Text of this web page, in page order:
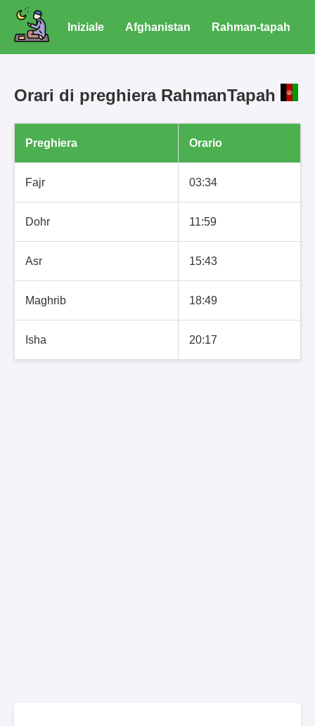
Iniziale Afghanistan Rahman-tapah
Orari di preghiera RahmanTapah
Preghiera Orario
Fajr 03:34
Dohr 11:59
Asr 15:43
Maghrib 18:49
Isha 20:17